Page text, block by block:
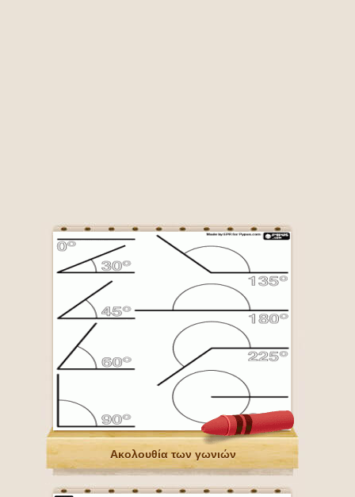
Ακολουθία των γωνιών